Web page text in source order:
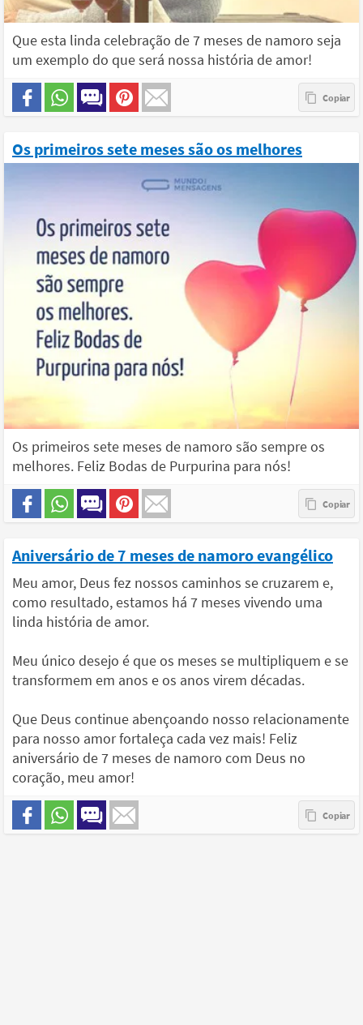
Que esta linda celebração de 7 meses de namoro seja
um exemplo do que será nossa história de amor!
Os primeiros sete meses são os melhores
Os primeiros sete meses de namoro são sempre os
melhores. Feliz Bodas de Purpurina para nós!
Aniversário de 7 meses de namoro evangélico
Meu amor, Deus fez nossos caminhos se cruzarem e,
como resultado, estamos há 7 meses vivendo uma
linda história de amor.
Meu único desejo é que os meses se multipliquem e se
transformem em anos e os anos virem décadas.
Que Deus continue abençoando nosso relacionamente
para nosso amor fortaleça cada vez mais! Feliz
aniversário de 7 meses de namoro com Deus no
coração, meu amor!